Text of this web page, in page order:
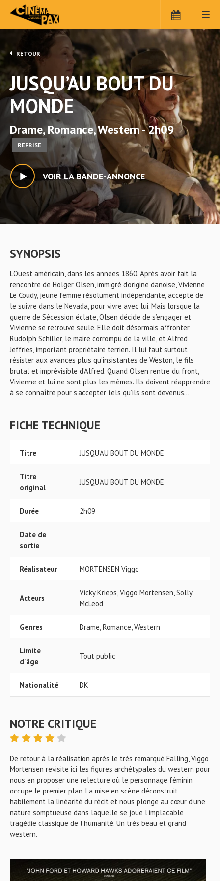
RETOUR
JUSQU’AU BOUT DU
MONDE
Drame, Romance, Western - 2h09
REPRISE
VOIR LA BANDE-ANNONCE
SYNOPSIS
L’Ouest américain, dans les années 1860. Après avoir fait la
rencontre de Holger Olsen, immigré d’origine danoise, Vivienne
Le Coudy, jeune femme résolument indépendante, accepte de
le suivre dans le Nevada, pour vivre avec lui. Mais lorsque la
guerre de Sécession éclate, Olsen décide de s’engager et
Vivienne se retrouve seule. Elle doit désormais affronter
Rudolph Schiller, le maire corrompu de la ville, et Alfred
Jeffries, important propriétaire terrien. Il lui faut surtout
résister aux avances plus qu’insistantes de Weston, le fils
brutal et imprévisible d’Alfred. Quand Olsen rentre du front,
Vivienne et lui ne sont plus les mêmes. Ils doivent réapprendre
à se connaître pour s’accepter tels qu’ils sont devenus…
FICHE TECHNIQUE
Titre JUSQU’AU BOUT DU MONDE
Titre
original
JUSQU'AU BOUT DU MONDE
Durée 2h09
Date de
sortie
Réalisateur MORTENSEN Viggo
Acteurs
Vicky Krieps, Viggo Mortensen, Solly
McLeod
Genres Drame, Romance, Western
Limite
d'âge
Tout public
Nationalité DK
NOTRE CRITIQUE
De retour à la réalisation après le très remarqué Falling, Viggo
Mortensen revisite ici les figures archétypales du western pour
nous en proposer une relecture où le personnage féminin
occupe le premier plan. La mise en scène déconstruit
habilement la linéarité du récit et nous plonge au cœur d’une
nature somptueuse dans laquelle se joue l’implacable
tragédie classique de l’humanité. Un très beau et grand
western.